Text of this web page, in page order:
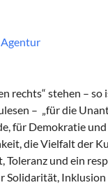
rechts“ stehen –
– „für die
für Demokratie und
die Vielfalt der
Toleranz und ein
Solidarität, Inklusion